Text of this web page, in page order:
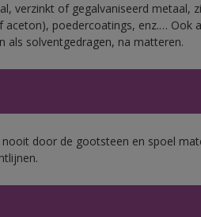
verzinkt of gegalvaniseerd metaal,
poedercoatings, enz.… Ook
als solventgedragen, na matteren.
door de gootsteen en spoel